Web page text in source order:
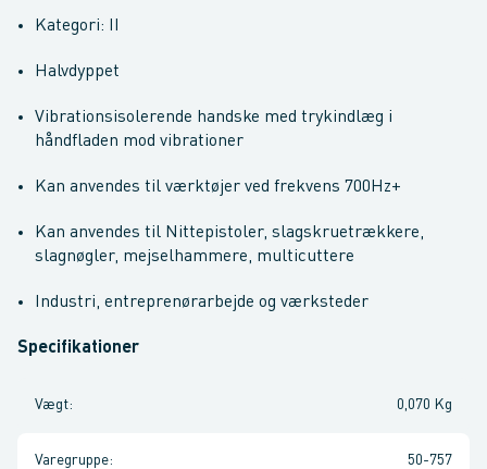
Kategori: II
Halvdyppet
Vibrationsisolerende handske med trykindlæg i
håndfladen mod vibrationer
Kan anvendes til værktøjer ved frekvens 700Hz+
Kan anvendes til Nittepistoler, slagskruetrækkere,
slagnøgler, mejselhammere, multicuttere
Industri, entreprenørarbejde og værksteder
Specifikationer
Vægt: 0,070 Kg
Varegruppe: 50-757